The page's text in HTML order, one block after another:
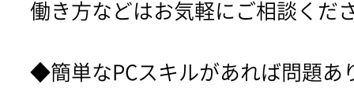
働き方などはお気軽にご相談くだ
◆簡単なPCスキルがあれば問題あ